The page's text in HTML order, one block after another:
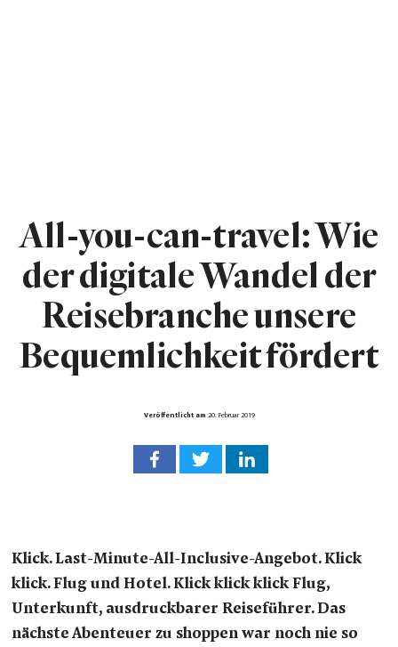
All-you-can-travel: Wie
der digitale Wandel der
Reisebranche unsere
Bequemlichkeit fördert
Veröffentlicht am 20. Februar 2019
Klick. Last-Minute-All-Inclusive-Angebot. Klick
klick. Flug und Hotel. Klick klick klick Flug,
Unterkunft, ausdruckbarer Reiseführer. Das
nächste Abenteuer zu shoppen war noch nie so